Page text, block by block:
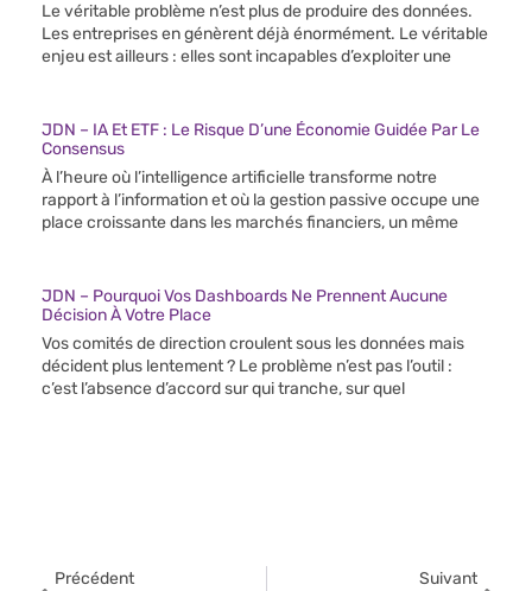
Le véritable problème n’est plus de produire des données.
Les entreprises en génèrent déjà énormément. Le véritable
enjeu est ailleurs : elles sont incapables d’exploiter une
JDN – IA Et ETF : Le Risque D’une Économie Guidée Par Le
Consensus
À l’heure où l’intelligence artificielle transforme notre
rapport à l’information et où la gestion passive occupe une
place croissante dans les marchés financiers, un même
JDN – Pourquoi Vos Dashboards Ne Prennent Aucune
Décision À Votre Place
Vos comités de direction croulent sous les données mais
décident plus lentement ? Le problème n’est pas l’outil :
c’est l’absence d’accord sur qui tranche, sur quel
Précédent Suivant